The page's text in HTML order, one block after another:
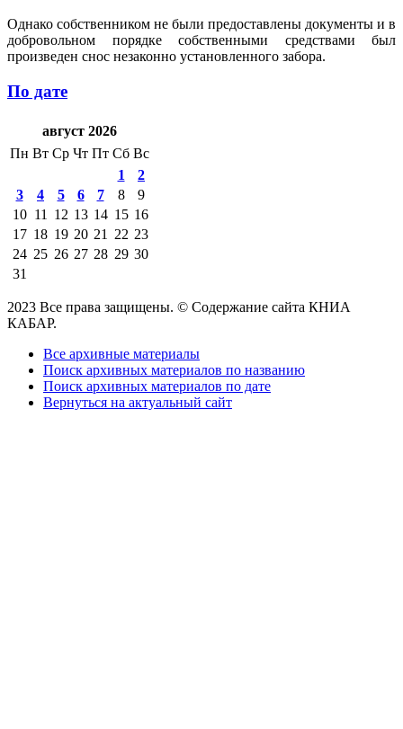
Однако собственником не были предоставлены документы и в
добровольном порядке собственными средствами был
произведен снос незаконно установленного забора.
По дате
август 2026
Пн Вт Ср Чт Пт Сб Вс
1
2
3
4 5 6 7 8
9
10 11 12 13 14 15 16
17 18 19 20 21 22 23
24 25 26 27 28 29 30
31
2023 Все права защищены. © Содержание сайта КНИА
КАБАР.
Все архивные материалы
Поиск архивных материалов по названию
Поиск архивных материалов по дате
Вернуться на актуальный сайт